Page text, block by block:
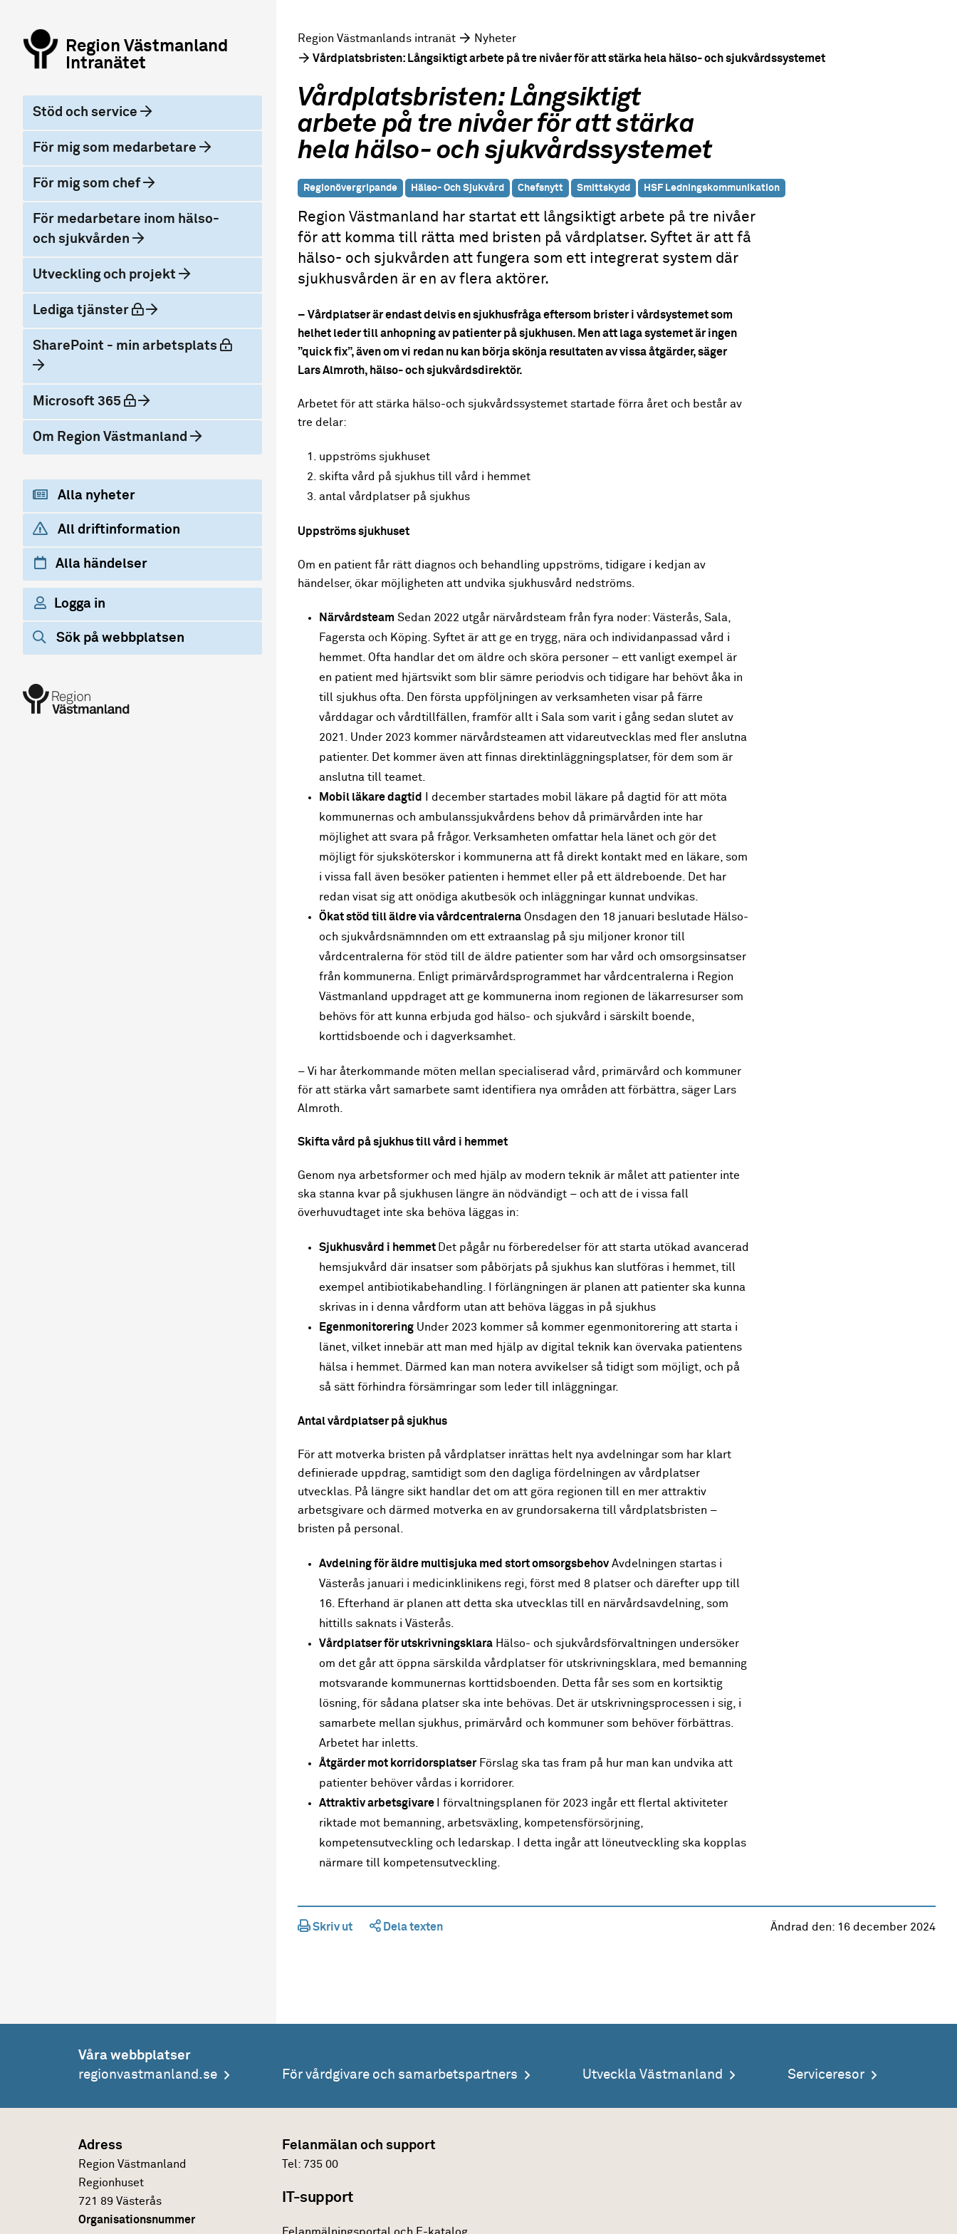
Region Västmanland
Intranätet
Stöd och service
För mig som medarbetare
För mig som chef
För medarbetare inom hälso-
och sjukvården
Utveckling och projekt
Lediga tjänster låst
SharePoint - min arbetsplats låst
Microsoft 365 låst
Om Region Västmanland
Alla nyheter
All driftinformation
Alla händelser
Logga in
Sök på webbplatsen
Region Västmanlands intranät
Nyheter
Vårdplatsbristen: Långsiktigt arbete på tre nivåer för att stärka hela hälso- och sjukvårdssystemet
Vårdplatsbristen: Långsiktigt
arbete på tre nivåer för att stärka
hela hälso- och sjukvårdssystemet
Regionövergripande Hälso- Och Sjukvård Chefsnytt Smittskydd HSF Ledningskommunikation
Region Västmanland har startat ett långsiktigt arbete på tre nivåer
för att komma till rätta med bristen på vårdplatser. Syftet är att få
hälso- och sjukvården att fungera som ett integrerat system där
sjukhusvården är en av flera aktörer.
– Vårdplatser är endast delvis en sjukhusfråga eftersom brister i vårdsystemet som
helhet leder till anhopning av patienter på sjukhusen. Men att laga systemet är ingen
”quick fix”, även om vi redan nu kan börja skönja resultaten av vissa åtgärder, säger
Lars Almroth, hälso- och sjukvårdsdirektör.
Arbetet för att stärka hälso-och sjukvårdssystemet startade förra året och består av
tre delar:
uppströms sjukhuset
skifta vård på sjukhus till vård i hemmet
antal vårdplatser på sjukhus
Uppströms sjukhuset
Om en patient får rätt diagnos och behandling uppströms, tidigare i kedjan av
händelser, ökar möjligheten att undvika sjukhusvård nedströms.
Närvårdsteam Sedan 2022 utgår närvårdsteam från fyra noder: Västerås, Sala,
Fagersta och Köping. Syftet är att ge en trygg, nära och individanpassad vård i
hemmet. Ofta handlar det om äldre och sköra personer – ett vanligt exempel är
en patient med hjärtsvikt som blir sämre periodvis och tidigare har behövt åka in
till sjukhus ofta. Den första uppföljningen av verksamheten visar på färre
vårddagar och vårdtillfällen, framför allt i Sala som varit i gång sedan slutet av
2021. Under 2023 kommer närvårdsteamen att vidareutvecklas med fler anslutna
patienter. Det kommer även att finnas direktinläggningsplatser, för dem som är
anslutna till teamet.
Mobil läkare dagtid
I december startades mobil läkare på dagtid för att möta
kommunernas och ambulanssjukvårdens behov då primärvården inte har
möjlighet att svara på frågor. Verksamheten omfattar hela länet och gör det
möjligt för sjuksköterskor i kommunerna att få direkt kontakt med en läkare, som
i vissa fall även besöker patienten i hemmet eller på ett äldreboende. Det har
redan visat sig att onödiga akutbesök och inläggningar kunnat undvikas.
Ökat stöd till äldre via vårdcentralerna Onsdagen den 18 januari beslutade Hälso-
och sjukvårdsnämnnden om ett extraanslag på sju miljoner kronor till
vårdcentralerna för stöd till de äldre patienter som har vård och omsorgsinsatser
från kommunerna. Enligt primärvårdsprogrammet har vårdcentralerna i Region
Västmanland uppdraget att ge kommunerna inom regionen de läkarresurser som
behövs för att kunna erbjuda god hälso- och sjukvård i särskilt boende,
korttidsboende och i dagverksamhet.
– Vi har återkommande möten mellan specialiserad vård, primärvård och kommuner
för att stärka vårt samarbete samt identifiera nya områden att förbättra, säger Lars
Almroth.
Skifta vård på sjukhus till vård i hemmet
Genom nya arbetsformer och med hjälp av modern teknik är målet att patienter inte
ska stanna kvar på sjukhusen längre än nödvändigt – och att de i vissa fall
överhuvudtaget inte ska behöva läggas in:
Sjukhusvård i hemmet Det pågår nu förberedelser för att starta utökad avancerad
hemsjukvård där insatser som påbörjats på sjukhus kan slutföras i hemmet, till
exempel antibiotikabehandling. I förlängningen är planen att patienter ska kunna
skrivas in i denna vårdform utan att behöva läggas in på sjukhus
Egenmonitorering Under 2023 kommer så kommer egenmonitorering att starta i
länet, vilket innebär att man med hjälp av digital teknik kan övervaka patientens
hälsa i hemmet. Därmed kan man notera avvikelser så tidigt som möjligt, och på
så sätt förhindra försämringar som leder till inläggningar.
Antal vårdplatser på sjukhus
För att motverka bristen på vårdplatser inrättas helt nya avdelningar som har klart
definierade uppdrag, samtidigt som den dagliga fördelningen av vårdplatser
utvecklas. På längre sikt handlar det om att göra regionen till en mer attraktiv
arbetsgivare och därmed motverka en av grundorsakerna till vårdplatsbristen –
bristen på personal.
Avdelning för äldre multisjuka med stort omsorgsbehov Avdelningen startas i
Västerås januari i medicinklinikens regi, först med 8 platser och därefter upp till
16. Efterhand är planen att detta ska utvecklas till en närvårdsavdelning, som
hittills saknats i Västerås.
Vårdplatser för utskrivningsklara Hälso- och sjukvårdsförvaltningen undersöker
om det går att öppna särskilda vårdplatser för utskrivningsklara, med bemanning
motsvarande kommunernas korttidsboenden. Detta får ses som en kortsiktig
lösning, för sådana platser ska inte behövas. Det är utskrivningsprocessen i sig, i
samarbete mellan sjukhus, primärvård och kommuner som behöver förbättras.
Arbetet har inletts.
Åtgärder mot korridorsplatserFörslag ska tas fram på hur man kan undvika att
patienter behöver vårdas i korridorer.
Attraktiv arbetsgivare
I förvaltningsplanen för 2023 ingår ett flertal aktiviteter
riktade mot bemanning, arbetsväxling, kompetensförsörjning,
kompetensutveckling och ledarskap. I detta ingår att löneutveckling ska kopplas
närmare till kompetensutveckling.
Skriv ut Dela texten Ändrad den: 16 december 2024
Våra webbplatser
regionvastmanland.se
För vårdgivare och samarbetspartners Utveckla Västmanland Serviceresor
Adress
Region Västmanland
Regionhuset
721 89 Västerås
Organisationsnummer
Felanmälan och support
Tel:735 00
IT-support
Felanmälningsportal och E-katalog